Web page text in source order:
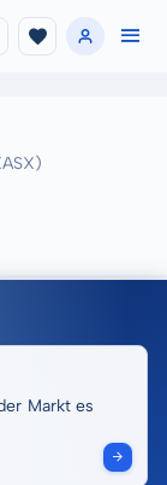
Markt es